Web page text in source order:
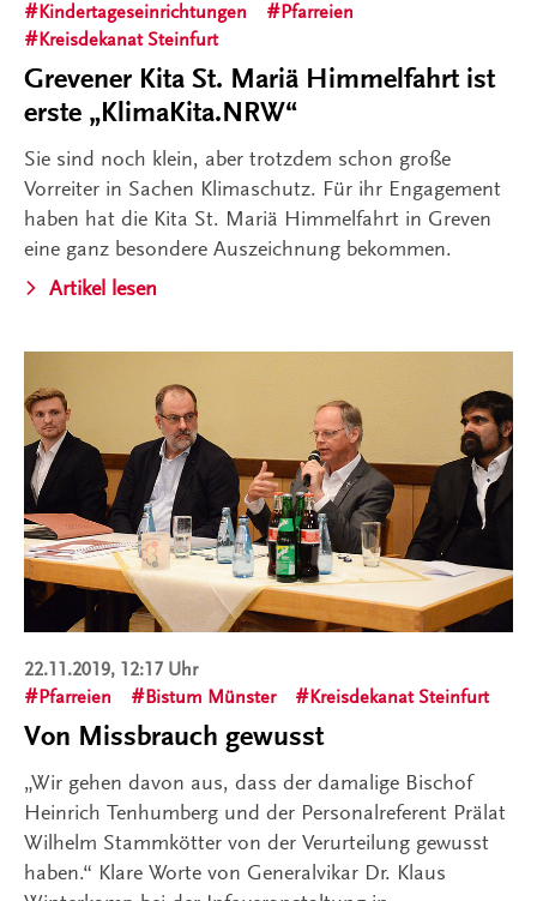
Kindertageseinrichtungen
Pfarreien
Kreisdekanat Steinfurt
Grevener Kita St. Mariä Himmelfahrt ist
erste „KlimaKita.NRW“
Sie sind noch klein, aber trotzdem schon große
Vorreiter in Sachen Klimaschutz. Für ihr Engagement
haben hat die Kita St. Mariä Himmelfahrt in Greven
eine ganz besondere Auszeichnung bekommen.
Artikel lesen
22.11.2019, 12:17 Uhr
Pfarreien
Bistum Münster Kreisdekanat Steinfurt
Von Missbrauch gewusst
„Wir gehen davon aus, dass der damalige Bischof
Heinrich Tenhumberg und der Personalreferent Prälat
Wilhelm Stammkötter von der Verurteilung gewusst
haben.“ Klare Worte von Generalvikar Dr. Klaus